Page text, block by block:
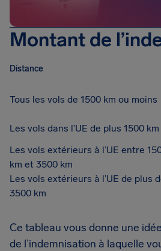
Montant de
Distance
Tous les vols de 1500 km ou moins
Les vols dans l’UE de plus 1500 km
Les vols extérieurs à l’UE entre
km et 3500 km
Les vols extérieurs à l’UE de plus
3500 km
Ce tableau vous donne une
de l’indemnisation à laquelle